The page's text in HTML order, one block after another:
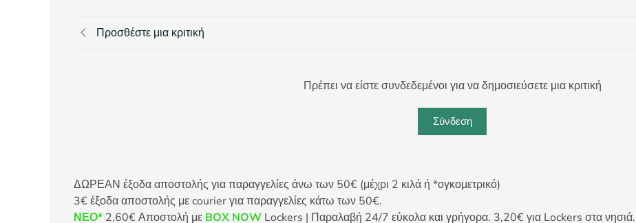
Προσθέστε μια κριτική
Πρέπει να είστε συνδεδεμένοι για να δημοσιεύσετε μια κριτική
Σύνδεση
ΔΩΡΕΑΝ έξοδα αποστολής για παραγγελίες άνω των 50€ (μέχρι 2 κιλά ή *ογκομετρικό)
3€ έξοδα αποστολής με courier για παραγγελίες κάτω των 50€.
ΝΕΟ* 2,60€ Αποστολή με BOX NOW Lockers | Παραλαβή 24/7 εύκολα και γρήγορα. 3,20€ για Lockers στα νησιά.